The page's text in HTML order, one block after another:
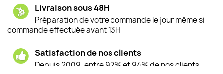
Livraison sous 48H
Préparation de votre commande le jour même si
commande effectuée avant 13H
Satisfaction de nos clients
Depuis 2009, entre 92% et 94% de nos clients